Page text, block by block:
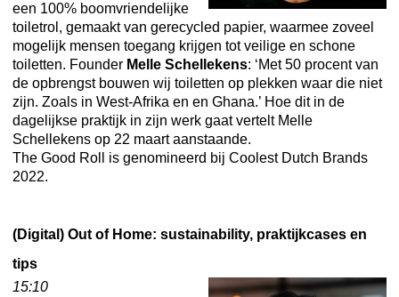
een 100% boomvriendelijke
toiletrol, gemaakt van gerecycled papier, waarmee zoveel
mogelijk mensen toegang krijgen tot veilige en schone
toiletten. Founder Melle Schellekens: ‘Met 50 procent van
de opbrengst bouwen wij toiletten op plekken waar die niet
zijn. Zoals in West-Afrika en en Ghana.’ Hoe dit in de
dagelijkse praktijk in zijn werk gaat vertelt Melle
Schellekens op 22 maart aanstaande.
The Good Roll is genomineerd bij Coolest Dutch Brands
2022.
(Digital) Out of Home: sustainability, praktijkcases en
tips
15:10